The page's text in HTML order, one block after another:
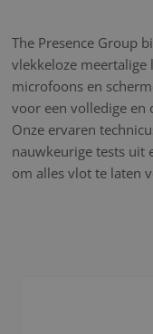
The Presence Group
vlekkeloze meertalige
microfoons en
voor een volledige en
Onze ervaren
nauwkeurige tests uit
om alles vlot te laten